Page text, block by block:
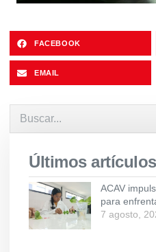
FACEBOOK
EMAIL
Últimos artículos
ACAV
para
7 agosto,